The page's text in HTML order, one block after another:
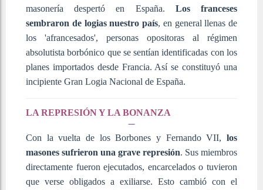
masonería despertó en España. Los franceses
sembraron de logias nuestro país, en general llenas de
los 'afrancesados', personas opositoras al régimen
absolutista borbónico que se sentían identificadas con los
planes importados desde Francia. Así se constituyó una
incipiente Gran Logia Nacional de España.
LA REPRESIÓN Y LA BONANZA
Con la vuelta de los Borbones y Fernando VII, los
masones sufrieron una grave represión. Sus miembros
directamente fueron ejecutados, encarcelados o tuvieron
que verse obligados a exiliarse. Esto cambió con el